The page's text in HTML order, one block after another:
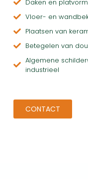
Daken en
Vloer- en
Plaatsen van
Betegelen van
Algemene
industrieel
CONTACT